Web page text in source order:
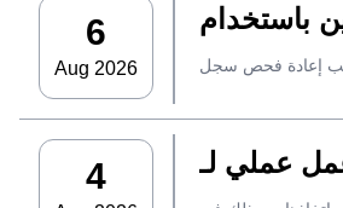
6
Aug 2026
4